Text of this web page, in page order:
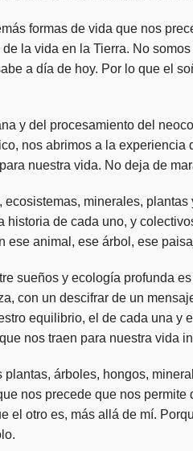
formas de vida que nos
la vida en la Tierra. No
a día de hoy. Por lo que el
y del procesamiento del
nos abrimos a la
nuestra vida. No deja de
minerales,
historia de cada uno, y
ese animal, ese árbol, ese
sueños y ecología profunda
con un descifrar de un
equilibrio, el de cada una
nos traen para nuestra vida
árboles, hongos,
nos precede que nos
el otro es, más allá de mí.